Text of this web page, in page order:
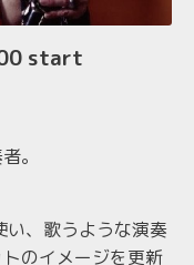
start
。
、歌うような演奏
のイメージを更新